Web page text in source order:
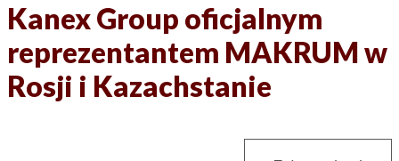
Kanex Group oficjalnym
reprezentantem MAKRUM w
Rosji i Kazachstanie